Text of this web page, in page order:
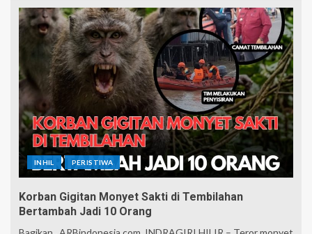
INHIL PERISTIWA
Korban Gigitan Monyet Sakti di Tembilahan
Bertambah Jadi 10 Orang